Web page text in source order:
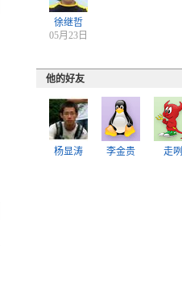
徐继哲
05月23日
他的好友
杨显涛 李金贵 走咧